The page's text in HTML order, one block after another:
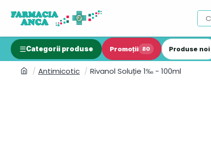
Categorii produse Promoții 80 Produse noi
Antimicotic Rivanol Soluție 1‰ - 100ml